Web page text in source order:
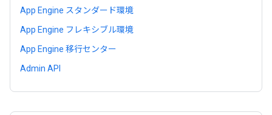
App Engine スタンダード環境
App Engine フレキシブル環境
App Engine 移行センター
Admin API